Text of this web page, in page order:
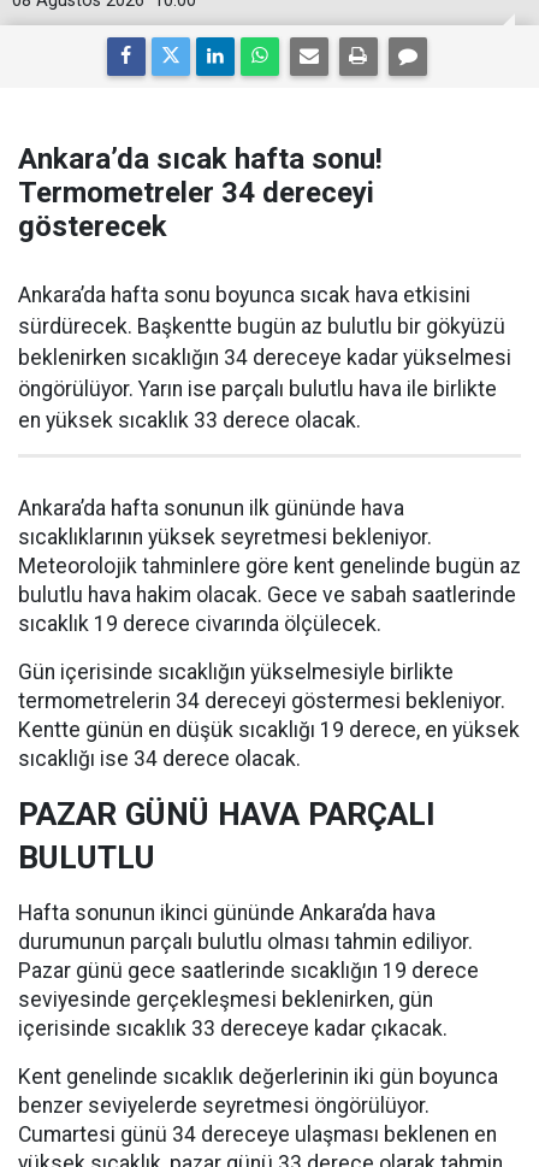
Ankara’da sıcak hafta sonu!
Termometreler 34 dereceyi
gösterecek
Ankara’da hafta sonu boyunca sıcak hava etkisini
sürdürecek. Başkentte bugün az bulutlu bir gökyüzü
beklenirken sıcaklığın 34 dereceye kadar yükselmesi
öngörülüyor. Yarın ise parçalı bulutlu hava ile birlikte
en yüksek sıcaklık 33 derece olacak.
Ankara’da hafta sonunun ilk gününde hava
sıcaklıklarının yüksek seyretmesi bekleniyor.
Meteorolojik tahminlere göre kent genelinde bugün az
bulutlu hava hakim olacak. Gece ve sabah saatlerinde
sıcaklık 19 derece civarında ölçülecek.
Gün içerisinde sıcaklığın yükselmesiyle birlikte
termometrelerin 34 dereceyi göstermesi bekleniyor.
Kentte günün en düşük sıcaklığı 19 derece, en yüksek
sıcaklığı ise 34 derece olacak.
PAZAR GÜNÜ HAVA PARÇALI
BULUTLU
Hafta sonunun ikinci gününde Ankara’da hava
durumunun parçalı bulutlu olması tahmin ediliyor.
Pazar günü gece saatlerinde sıcaklığın 19 derece
seviyesinde gerçekleşmesi beklenirken, gün
içerisinde sıcaklık 33 dereceye kadar çıkacak.
Kent genelinde sıcaklık değerlerinin iki gün boyunca
benzer seviyelerde seyretmesi öngörülüyor.
Cumartesi günü 34 dereceye ulaşması beklenen en